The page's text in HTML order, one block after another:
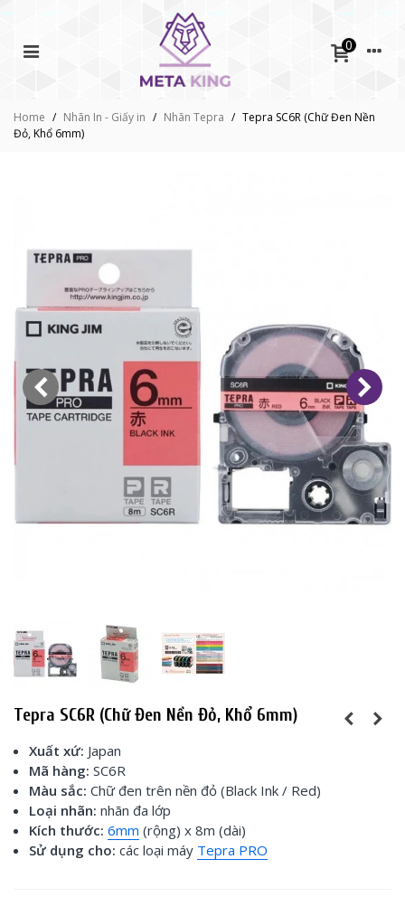
0
Home / Nhãn In - Giấy in / Nhãn Tepra / Tepra SC6R (Chữ Đen Nền
Đỏ, Khổ 6mm)
Tepra SC6R (Chữ Đen Nền Đỏ, Khổ 6mm)
Xuất xứ: Japan
Mã hàng: SC6R
Màu sắc: Chữ đen trên nền đỏ (Black Ink / Red)
Loại nhãn: nhãn đa lớp
Kích thước: 6mm (rộng) x 8m (dài)
Sử dụng cho: các loại máy Tepra PRO